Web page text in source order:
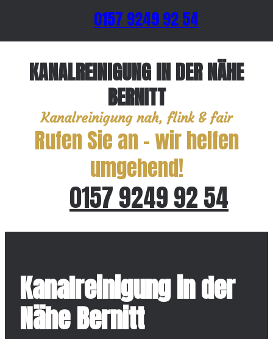
0157 9249 92 54
KANALREINIGUNG IN DER NÄHE
BERNITT
Kanalreinigung nah, flink & fair
Rufen Sie an – wir helfen
umgehend!
0157 9249 92 54
Kanalreinigung in der
Nähe Bernitt